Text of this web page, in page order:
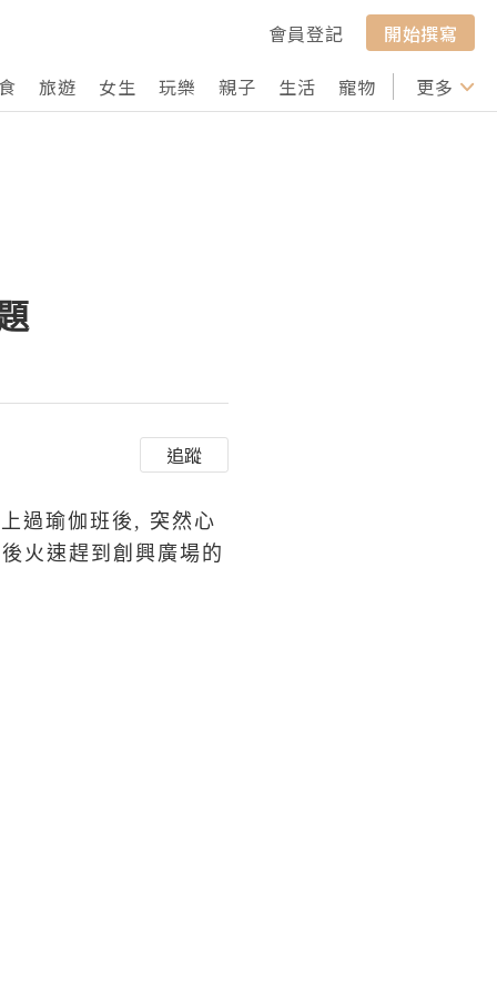
會員登記
開始撰寫
旅遊 女生 玩樂 親子 生活 寵物 行山 打卡
更多
追蹤
過瑜伽班後, 突然心
火速趕到創興廣場的